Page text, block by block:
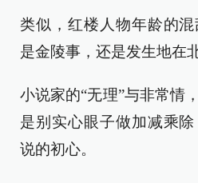
类似，红楼人物年龄的
是金陵事，还是发生地在
小说家的“无理”与非常情
是别实心眼子做加减乘
说的初心。